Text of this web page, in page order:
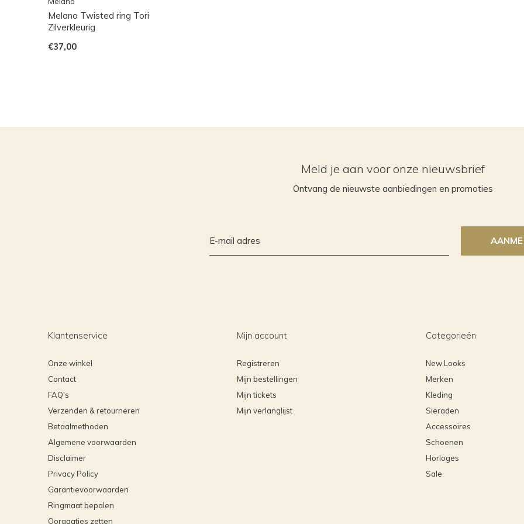
Melano Twisted ring Tori
Zilverkleurig
€37,00
Meld je aan voor onze nieuwsbrief
Ontvang de nieuwste aanbiedingen en promoties
Klantenservice
Onze winkel
Contact
FAQ's
Verzenden & retourneren
Betaalmethoden
Algemene voorwaarden
Disclaimer
Privacy Policy
Garantievoorwaarden
Ringmaat bepalen
Oorgaatjes zetten
Mijn account
Registreren
Mijn bestellingen
Mijn tickets
Mijn verlanglijst
Categorieën
New Looks
Merken
Kleding
Sieraden
Accessoires
Schoenen
Horloges
Sale